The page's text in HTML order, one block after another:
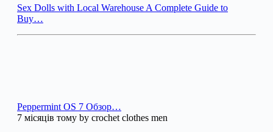
Sex Dolls with Local Warehouse A Complete Guide to
Buy…
Peppermint OS 7 Обзор…
7 місяців тому by crochet clothes men